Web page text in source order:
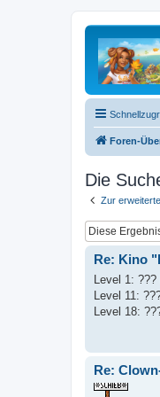
Foren-
Die
Zur
Re: Kino
Level 1:
Level 11:
Level 18:
Re: